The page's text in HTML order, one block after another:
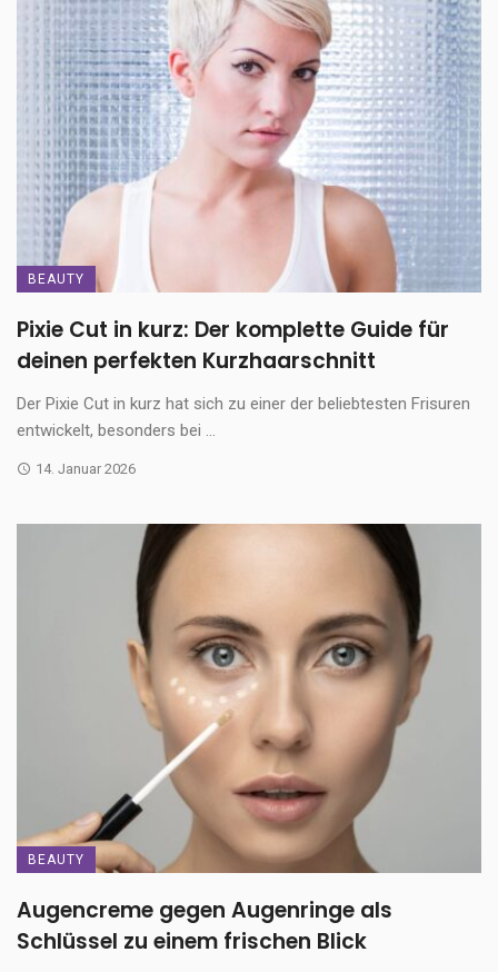
BEAUTY
Pixie Cut in kurz: Der komplette Guide für
deinen perfekten Kurzhaarschnitt
Der Pixie Cut in kurz hat sich zu einer der beliebtesten Frisuren
entwickelt, besonders bei ...
14. Januar 2026
BEAUTY
Augencreme gegen Augenringe als
Schlüssel zu einem frischen Blick